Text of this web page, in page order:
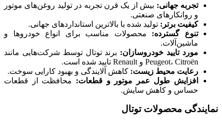
تجربه جهانی: بیش از یک قرن تجربه در تولید روغن‌های موتور
و روانکارهای صنعتی.
کیفیت برتر : تولید شده با بالاترین استانداردهای جهانی.
تنوع گسترده: محصولات مناسب برای انواع خودروها و
ماشین‌آلات.
مورد تایید خودروسازان: برند توتال توسط شرکت‌هایی مانند
Peugeot، Citroën و Renault تایید شده است.
رعایت محیط زیست: کاهش آلایندگی و بهبود کارایی سوخت.
افزایش طول عمر موتور و قطعات: محافظت از قطعات
حساس و کاهش سایش.
نمایندگی محصولات توتال